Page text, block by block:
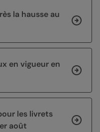
la hausse au
en vigueur en
les livrets
août